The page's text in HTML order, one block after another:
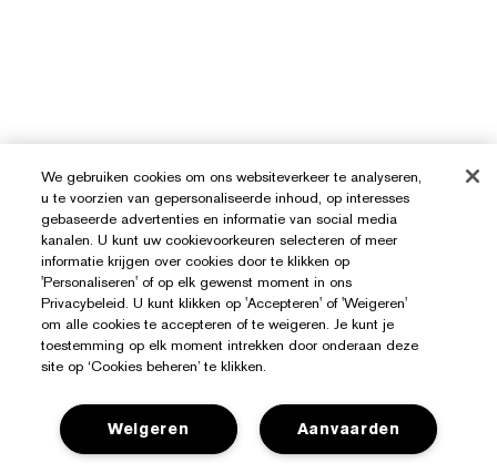
We gebruiken cookies om ons websiteverkeer te analyseren,
u te voorzien van gepersonaliseerde inhoud, op interesses
gebaseerde advertenties en informatie van social media
kanalen. U kunt uw cookievoorkeuren selecteren of meer
informatie krijgen over cookies door te klikken op
'Personaliseren' of op elk gewenst moment in ons
Privacybeleid. U kunt klikken op 'Accepteren' of 'Weigeren'
om alle cookies te accepteren of te weigeren. Je kunt je
toestemming op elk moment intrekken door onderaan deze
site op ‘Cookies beheren’ te klikken.
Aanvaarden
Weigeren